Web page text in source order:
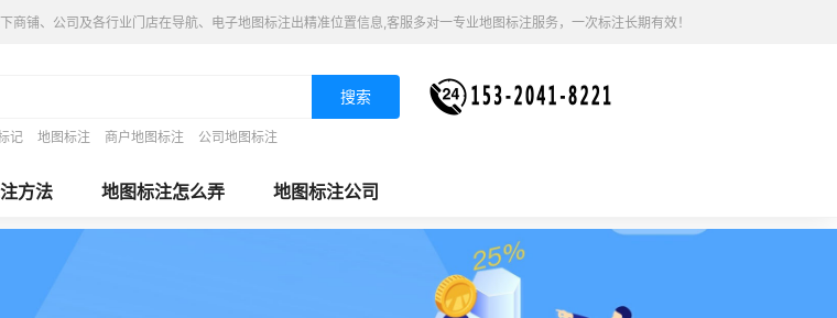
铺、公司及各行业门店在导航、电子地图标注出精准位置信息,客服多对一专业地图标注服务，一次标注长期有效！
搜索
记 地图标注 商户地图标注 公司地图标注
方法 地图标注怎么弄 地图标注公司